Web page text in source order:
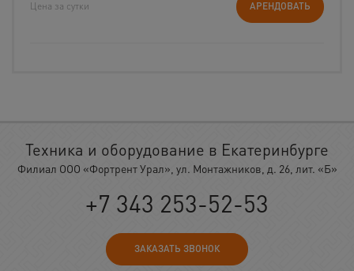
Цена за сутки АРЕНДОВАТЬ
Техника и оборудование в Екатеринбурге
Филиал ООО «Фортрент Урал», ул. Монтажников, д. 26, лит. «Б»
+7 343 253-52-53
ЗАКАЗАТЬ ЗВОНОК